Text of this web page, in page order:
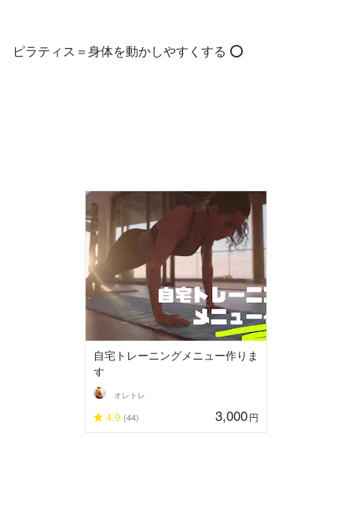
ピラティス＝身体を動かしやすくする ⭕
自宅トレーニングメニュー作りま
す
オレトレ
4.9 (44) 3,000円